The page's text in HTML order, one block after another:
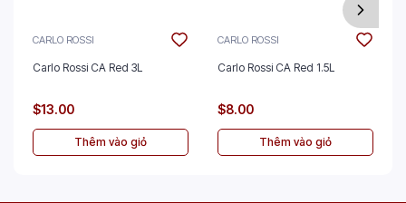
CARLO ROSSI
Carlo Rossi CA Red 3L
$13.00
Thêm vào giỏ
CARLO ROSSI
Carlo Rossi CA Red 1.5L
$8.00
Thêm vào giỏ